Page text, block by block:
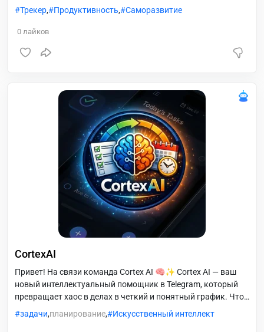
когда привычка станет автоматической!
Трекер, Продуктивность, Саморазвитие
0 лайков
CortexAI
Привет! На связи команда Cortex AI 🧠✨ Cortex AI — ваш
новый интеллектуальный помощник в Telegram, который
превращает хаос в делах в четкий и понятный график. Что
такое Cortex AI? Это не просто список задач. Это гибрид
мощного таск-менеджера и нейросети, созданный для тех,
задачи,планирование, Искусственный интеллект